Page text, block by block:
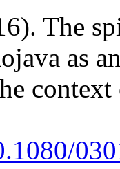
The
as